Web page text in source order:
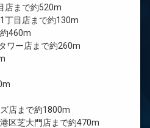
店まで約520m
丁目店まで約130m
460m
ワー店まで約260m
店まで約1800m
区芝大門店まで約470m